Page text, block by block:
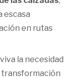
escasa
en rutas
la necesidad
transformación